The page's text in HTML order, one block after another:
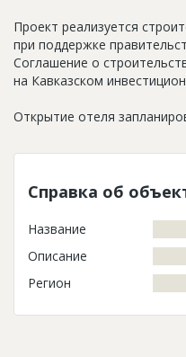
Проект реализуется
при поддержке
Соглашение о
на Кавказском
Открытие отеля
Справка об
Название
Описание
Регион